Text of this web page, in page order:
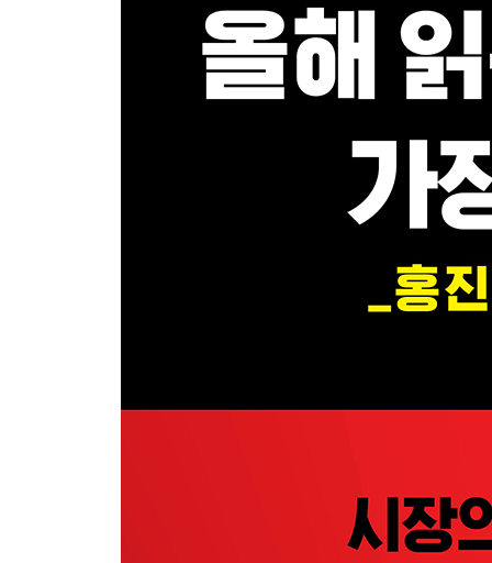
제4부 공세 이후
주도주는 어떻게 교체되는가
11장 전선의 재편: 리더십의 교체와 자본의 대이동
13장 공세의 재점화: 왜 어떤 기업은 다시 돌아오는
한의 법칙 체크리스트: 내 종목은 지금 어디에 있는